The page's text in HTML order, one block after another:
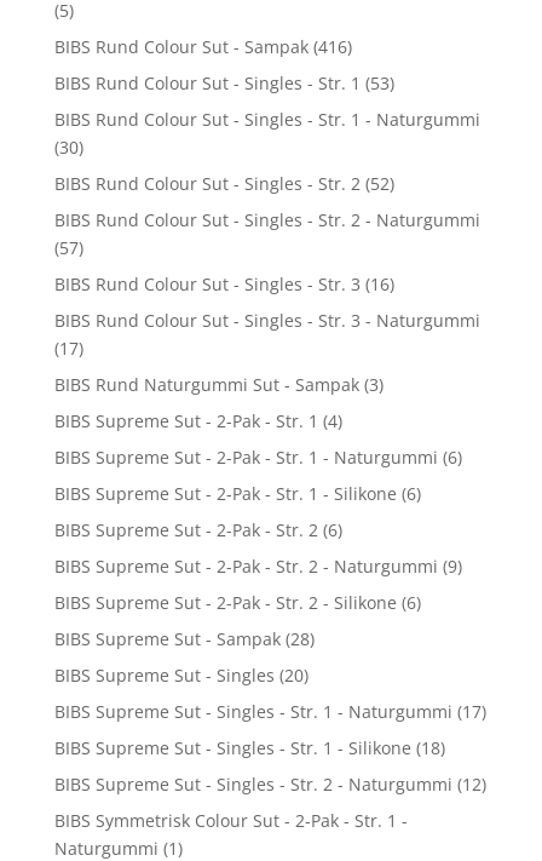
(5)
BIBS Rund Colour Sut - Sampak (416)
BIBS Rund Colour Sut - Singles - Str. 1 (53)
BIBS Rund Colour Sut - Singles - Str. 1 - Naturgummi
(30)
BIBS Rund Colour Sut - Singles - Str. 2 (52)
BIBS Rund Colour Sut - Singles - Str. 2 - Naturgummi
(57)
BIBS Rund Colour Sut - Singles - Str. 3 (16)
BIBS Rund Colour Sut - Singles - Str. 3 - Naturgummi
(17)
BIBS Rund Naturgummi Sut - Sampak (3)
BIBS Supreme Sut - 2-Pak - Str. 1 (4)
BIBS Supreme Sut - 2-Pak - Str. 1 - Naturgummi (6)
BIBS Supreme Sut - 2-Pak - Str. 1 - Silikone (6)
BIBS Supreme Sut - 2-Pak - Str. 2 (6)
BIBS Supreme Sut - 2-Pak - Str. 2 - Naturgummi (9)
BIBS Supreme Sut - 2-Pak - Str. 2 - Silikone (6)
BIBS Supreme Sut - Sampak (28)
BIBS Supreme Sut - Singles (20)
BIBS Supreme Sut - Singles - Str. 1 - Naturgummi (17)
BIBS Supreme Sut - Singles - Str. 1 - Silikone (18)
BIBS Supreme Sut - Singles - Str. 2 - Naturgummi (12)
BIBS Symmetrisk Colour Sut - 2-Pak - Str. 1 -
Naturgummi (1)